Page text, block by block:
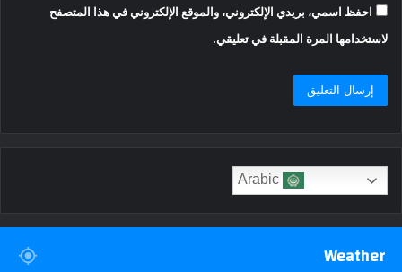
احفظ اسمي، بريدي الإلكتروني، والموقع الإلكتروني في هذا المتصفح
لاستخدامها المرة المقبلة في تعليقي.
Weather